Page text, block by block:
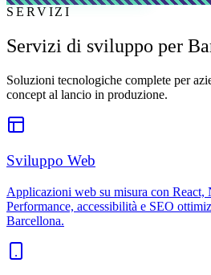
SERVIZI
Servizi di sviluppo per
Soluzioni tecnologiche complete per
concept al lancio in produzione.
Sviluppo Web
Applicazioni web su misura con React,
Performance, accessibilità e SEO
Barcellona.